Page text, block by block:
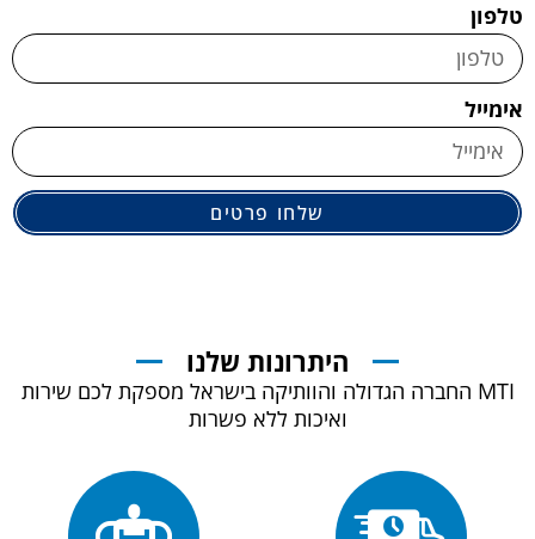
טלפון
אימייל
שלחו פרטים
היתרונות שלנו
MTI החברה הגדולה והוותיקה בישראל מספקת לכם שירות
ואיכות ללא פשרות